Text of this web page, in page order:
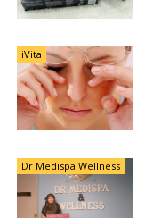
iVita
Dr Medispa Wellness